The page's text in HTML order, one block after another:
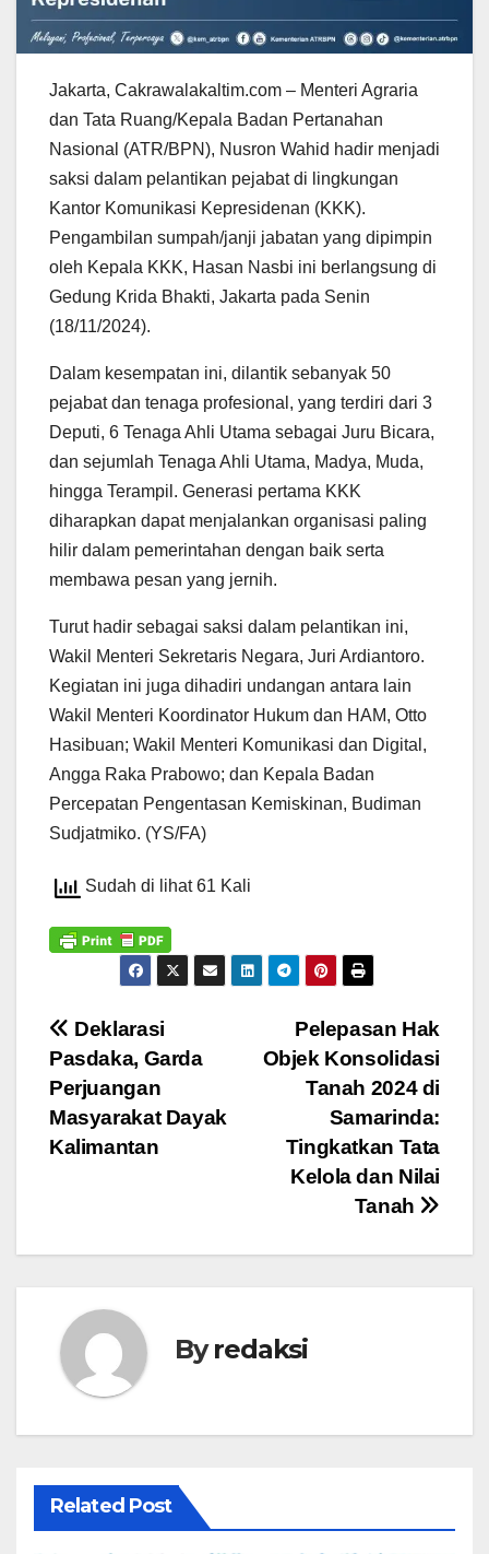
Jakarta, Cakrawalakaltim.com – Menteri Agraria
dan Tata Ruang/Kepala Badan Pertanahan
Nasional (ATR/BPN), Nusron Wahid hadir menjadi
saksi dalam pelantikan pejabat di lingkungan
Kantor Komunikasi Kepresidenan (KKK).
Pengambilan sumpah/janji jabatan yang dipimpin
oleh Kepala KKK, Hasan Nasbi ini berlangsung di
Gedung Krida Bhakti, Jakarta pada Senin
(18/11/2024).
Dalam kesempatan ini, dilantik sebanyak 50
pejabat dan tenaga profesional, yang terdiri dari 3
Deputi, 6 Tenaga Ahli Utama sebagai Juru Bicara,
dan sejumlah Tenaga Ahli Utama, Madya, Muda,
hingga Terampil. Generasi pertama KKK
diharapkan dapat menjalankan organisasi paling
hilir dalam pemerintahan dengan baik serta
membawa pesan yang jernih.
Turut hadir sebagai saksi dalam pelantikan ini,
Wakil Menteri Sekretaris Negara, Juri Ardiantoro.
Kegiatan ini juga dihadiri undangan antara lain
Wakil Menteri Koordinator Hukum dan HAM, Otto
Hasibuan; Wakil Menteri Komunikasi dan Digital,
Angga Raka Prabowo; dan Kepala Badan
Percepatan Pengentasan Kemiskinan, Budiman
Sudjatmiko. (YS/FA)
Sudah di lihat 61 Kali
Navigasi
pos
Pelepasan Hak
Objek Konsolidasi
Tanah 2024 di
Samarinda:
Tingkatkan Tata
Kelola dan Nilai
Tanah
Deklarasi
Pasdaka, Garda
Perjuangan
Masyarakat Dayak
Kalimantan
Byredaksi
Related Post